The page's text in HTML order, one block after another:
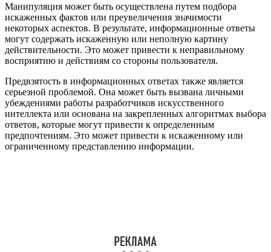
Манипуляция может быть осуществлена путем подбора
искаженных фактов или преувеличения значимости
некоторых аспектов. В результате, информационные ответы
могут содержать искаженную или неполную картину
действительности. Это может привести к неправильному
восприятию и действиям со стороны пользователя.
Предвзятость в информационных ответах также является
серьезной проблемой. Она может быть вызвана личными
убеждениями работы разработчиков искусственного
интеллекта или основана на закрепленных алгоритмах выбора
ответов, которые могут привести к определенным
предпочтениям. Это может привести к искаженному или
ограниченному представлению информации.